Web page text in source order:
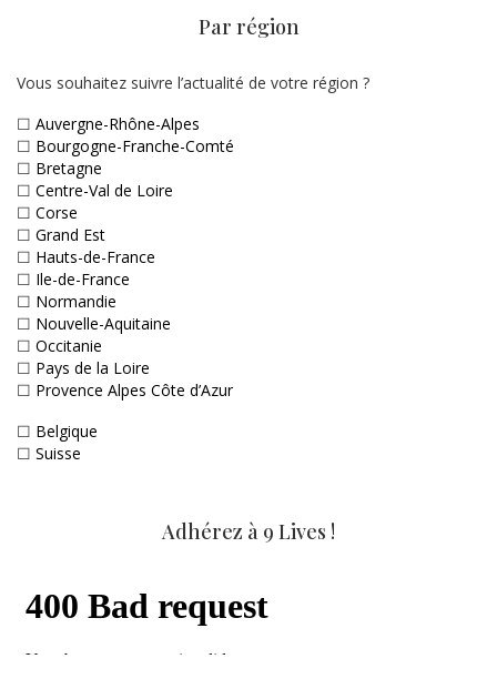
Par région
Vous souhaitez suivre l’actualité de votre région ?
☐ Auvergne-Rhône-Alpes
☐ Bourgogne-Franche-Comté
☐ Bretagne
☐ Centre-Val de Loire
☐ Corse
☐ Grand Est
☐ Hauts-de-France
☐ Ile-de-France
☐ Normandie
☐ Nouvelle-Aquitaine
☐ Occitanie
☐ Pays de la Loire
☐ Provence Alpes Côte d’Azur
☐ Belgique
☐ Suisse
Adhérez à 9 Lives !